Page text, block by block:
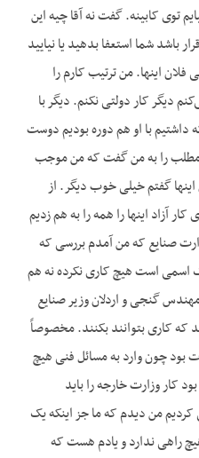
توی کابینه. گفت نه آقا چیه این
شما استعفا بدهید یا نیایید
فلان اینها. من ترتیب کارم را
دیگر کار دولتی نکنم. دیگر با
داشتیم با او هم دوره بودیم دوست
مطلب را به من گفت که من موجب
گفتم خیلی خوب دیگر. از
آزاد اینها را همه را به هم زدیم
صنایع که من آمدم بررسی که
اسمی است هیچ کاری نکرده نه هم
گنجی و اردلان وزیر صنایع
که کاری بتوانند بکنند. مخصوصاً
بود چون وارد به مسائل فنی هیچ
کار وزارت خارجه را باید
من دیدم که ما جز اینکه یک
راهی ندارد و یادم هست که